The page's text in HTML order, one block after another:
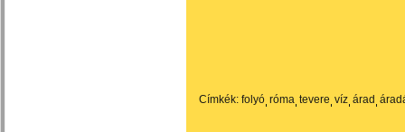
Címkék: folyó róma tevere víz árad